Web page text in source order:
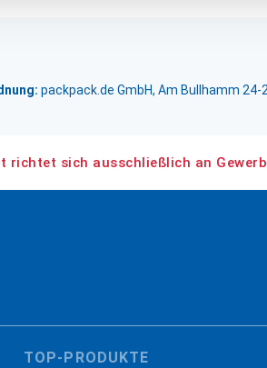
packpack.de GmbH, Am Bullhamm
richtet sich ausschließlich an
TOP-PRODUKTE